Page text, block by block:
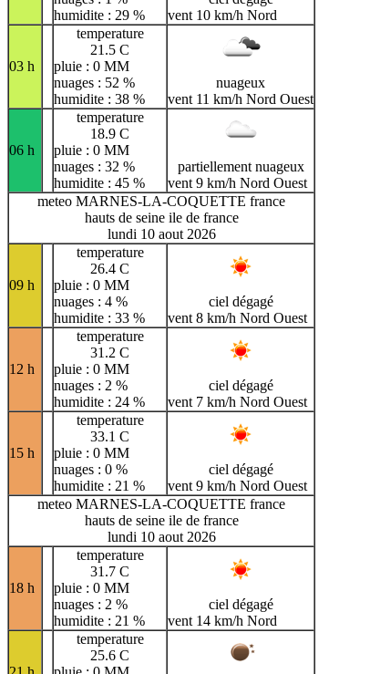
humidite : 29 %
vent 10 km/h Nord
03 h
temperature
21.5 C
pluie : 0 MM
nuages : 52 %
humidite : 38 %
nuageux
vent 11 km/h Nord Ouest
06 h
temperature
18.9 C
pluie : 0 MM
nuages : 32 %
humidite : 45 %
partiellement nuageux
vent 9 km/h Nord Ouest
meteo MARNES-LA-COQUETTE france
hauts de seine ile de france
lundi 10 aout 2026
09 h
temperature
26.4 C
pluie : 0 MM
nuages : 4 %
humidite : 33 %
ciel dégagé
vent 8 km/h Nord Ouest
12 h
temperature
31.2 C
pluie : 0 MM
nuages : 2 %
humidite : 24 %
ciel dégagé
vent 7 km/h Nord Ouest
15 h
temperature
33.1 C
pluie : 0 MM
nuages : 0 %
humidite : 21 %
ciel dégagé
vent 9 km/h Nord Ouest
meteo MARNES-LA-COQUETTE france
hauts de seine ile de france
lundi 10 aout 2026
18 h
temperature
31.7 C
pluie : 0 MM
nuages : 2 %
humidite : 21 %
ciel dégagé
vent 14 km/h Nord
temperature
25.6 C